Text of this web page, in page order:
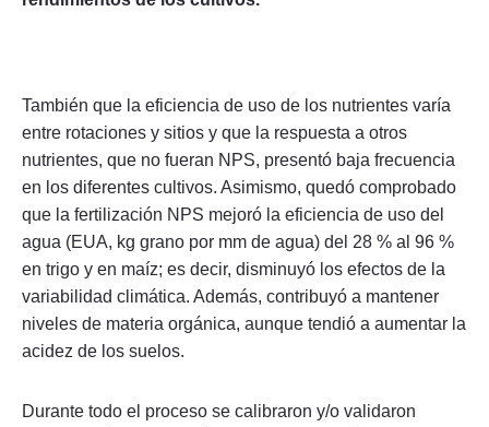
También que la eficiencia de uso de los nutrientes varía
entre rotaciones y sitios y que la respuesta a otros
nutrientes, que no fueran NPS, presentó baja frecuencia
en los diferentes cultivos. Asimismo, quedó comprobado
que la fertilización NPS mejoró la eficiencia de uso del
agua (EUA, kg grano por mm de agua) del 28 % al 96 %
en trigo y en maíz; es decir, disminuyó los efectos de la
variabilidad climática. Además, contribuyó a mantener
niveles de materia orgánica, aunque tendió a aumentar la
acidez de los suelos.
Durante todo el proceso se calibraron y/o validaron